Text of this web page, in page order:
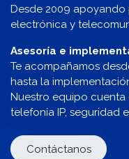
Desde 2009
electrónica y
Asesoría e
Te acompañamos
hasta la
Nuestro equipo
telefonía IP, seguridad
Contáctanos